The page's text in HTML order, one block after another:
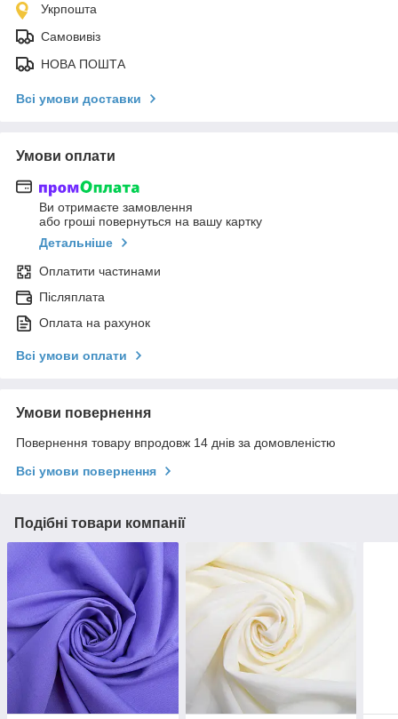
Укрпошта
Самовивіз
НОВА ПОШТА
Всі умови доставки
Умови оплати
Ви отримаєте замовлення
або гроші повернуться на вашу картку
Детальніше
Оплатити частинами
Післяплата
Оплата на рахунок
Всі умови оплати
Умови повернення
Повернення товару впродовж 14 днів за домовленістю
Всі умови повернення
Подібні товари компанії